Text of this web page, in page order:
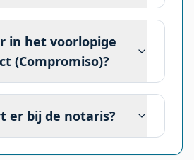
in het voorlopige
(Compromiso)?
er bij de notaris?